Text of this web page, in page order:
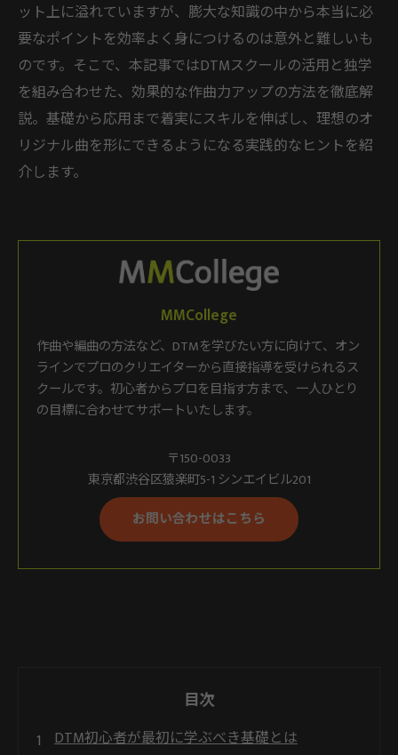
ット上に溢れていますが、膨大な知識の中から本当に必
要なポイントを効率よく身につけるのは意外と難しいも
のです。そこで、本記事ではDTMスクールの活用と独学
を組み合わせた、効果的な作曲力アップの方法を徹底解
説。基礎から応用まで着実にスキルを伸ばし、理想のオ
リジナル曲を形にできるようになる実践的なヒントを紹
介します。
MMCollege
作曲や編曲の方法など、DTMを学びたい方に向けて、オン
ラインでプロのクリエイターから直接指導を受けられるス
クールです。初心者からプロを目指す方まで、一人ひとり
の目標に合わせてサポートいたします。
〒150-0033
東京都渋谷区猿楽町5-1 シンエイビル201
お問い合わせはこちら
目次
DTM初心者が最初に学ぶべき基礎とは